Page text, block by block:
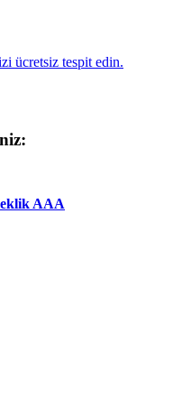
ücretsiz tespit edin.
AAA